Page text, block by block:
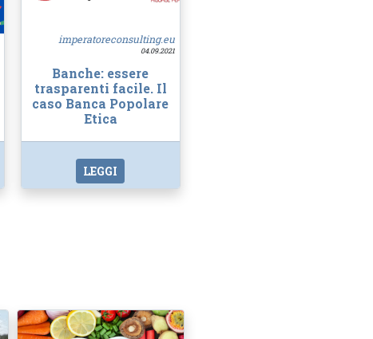
imperatoreconsulting.eu
04.09.2021
Banche: essere
trasparenti facile. Il
caso Banca Popolare
Etica
LEGGI